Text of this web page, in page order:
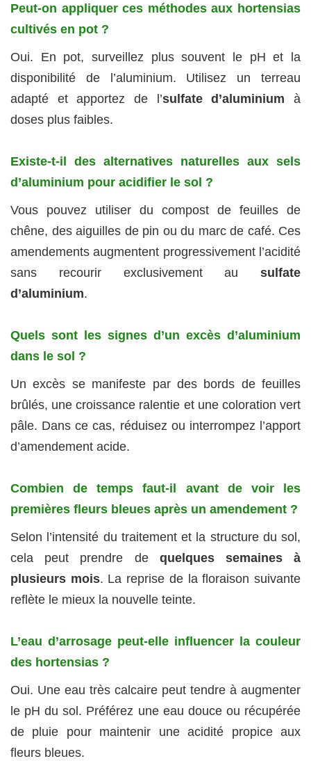
Peut-on appliquer ces méthodes aux hortensias
cultivés en pot ?
Oui. En pot, surveillez plus souvent le pH et la
disponibilité de l’aluminium. Utilisez un terreau
adapté et apportez de l’sulfate d’aluminium à
doses plus faibles.
Existe-t-il des alternatives naturelles aux sels
d’aluminium pour acidifier le sol ?
Vous pouvez utiliser du compost de feuilles de
chêne, des aiguilles de pin ou du marc de café. Ces
amendements augmentent progressivement l’acidité
sans recourir exclusivement au sulfate
d’aluminium.
Quels sont les signes d’un excès d’aluminium
dans le sol ?
Un excès se manifeste par des bords de feuilles
brûlés, une croissance ralentie et une coloration vert
pâle. Dans ce cas, réduisez ou interrompez l’apport
d’amendement acide.
Combien de temps faut-il avant de voir les
premières fleurs bleues après un amendement ?
Selon l’intensité du traitement et la structure du sol,
cela peut prendre de quelques semaines à
plusieurs mois. La reprise de la floraison suivante
reflète le mieux la nouvelle teinte.
L’eau d’arrosage peut-elle influencer la couleur
des hortensias ?
Oui. Une eau très calcaire peut tendre à augmenter
le pH du sol. Préférez une eau douce ou récupérée
de pluie pour maintenir une acidité propice aux
fleurs bleues.